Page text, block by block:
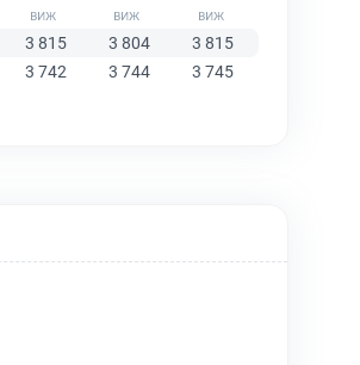
3 815 3 804
3 815
3 742 3 744 3 745